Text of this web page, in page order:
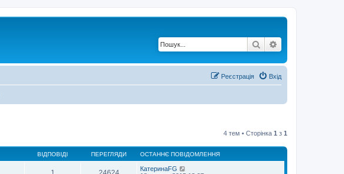
Пошук
Вхід
Реєстрація
4 тем • Сторінка 1 з 1
ВІДПОВІДІ ПЕРЕГЛЯДИ ОСТАННЄ ПОВІДОМЛЕННЯ
КатеринаFG